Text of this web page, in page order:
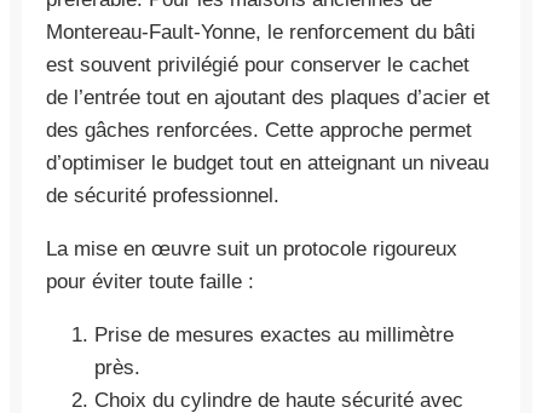
Montereau-Fault-Yonne, le renforcement du bâti
est souvent privilégié pour conserver le cachet
de l’entrée tout en ajoutant des plaques d’acier et
des gâches renforcées. Cette approche permet
d’optimiser le budget tout en atteignant un niveau
de sécurité professionnel.
La mise en œuvre suit un protocole rigoureux
pour éviter toute faille :
Prise de mesures exactes au millimètre
près.
Choix du cylindre de haute sécurité avec